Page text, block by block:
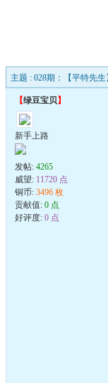
主题 : 028期：【平特先
【绿豆宝贝】
新手上路
发帖: 4265
威望: 11720 点
铜币: 3496 枚
贡献值: 0 点
好评度: 0 点